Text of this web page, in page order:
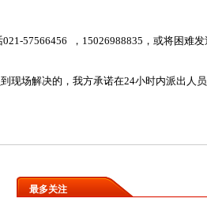
021-57566456 ， 15026988835 ，或将困难
现场解决的，我方承诺在24小时内派出人
最多关注